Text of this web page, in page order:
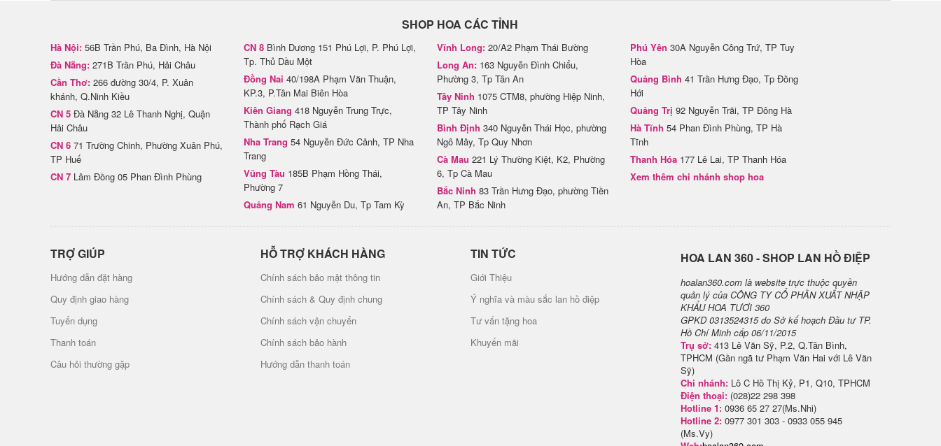
SHOP HOA CÁC TỈNH
Hà Nội: 56B Trần Phú, Ba Đình, Hà Nội
Đà Nẵng: 271B Trần Phú, Hải Châu
Cần Thơ: 266 đường 30/4, P. Xuân
khánh, Q.Ninh Kiều
CN 5 Đà Nẵng 32 Lê Thanh Nghị, Quận
Hải Châu
CN 6 71 Trường Chinh, Phường Xuân Phú,
TP Huế
CN 7 Lâm Đồng 05 Phan Đình Phùng
CN 8 Bình Dương 151 Phú Lợi, P. Phú Lợi,
Tp. Thủ Dầu Một
Đồng Nai 40/198A Phạm Văn Thuận,
KP.3, P.Tân Mai Biên Hòa
Kiên Giang 418 Nguyễn Trung Trực,
Thành phố Rạch Giá
Nha Trang 54 Nguyễn Đức Cảnh, TP Nha
Trang
Vũng Tàu 185B Phạm Hồng Thái,
Phường 7
Quảng Nam 61 Nguyễn Du, Tp Tam Kỳ
Vĩnh Long: 20/A2 Phạm Thái Bường
Long An: 163 Nguyễn Đình Chiểu,
Phường 3, Tp Tân An
Tây Ninh 1075 CTM8, phường Hiệp Ninh,
TP Tây Ninh
Bình Định 340 Nguyễn Thái Học, phường
Ngô Mây, Tp Quy Nhơn
Cà Mau 221 Lý Thường Kiệt, K2, Phường
6, Tp Cà Mau
Bắc Ninh 83 Trần Hưng Đạo, phường Tiền
An, TP Bắc Ninh
Phú Yên 30A Nguyễn Công Trứ, TP Tuy
Hòa
Quảng Bình 41 Trần Hưng Đạo, Tp Đồng
Hới
Quảng Trị 92 Nguyễn Trãi, TP Đông Hà
Hà Tĩnh 54 Phan Đình Phùng, TP Hà
Tĩnh
Thanh Hóa 177 Lê Lai, TP Thanh Hóa
Xem thêm chi nhánh shop hoa
TRỢ GIÚP
Hướng dẫn đặt hàng
Quy định giao hàng
Tuyển dụng
Thanh toán
Câu hỏi thường gặp
HỖ TRỢ KHÁCH HÀNG
Chính sách bảo mật thông tin
Chính sách & Quy định chung
Chính sách vận chuyển
Chính sách bảo hành
Hướng dẫn thanh toán
TIN TỨC
Giới Thiệu
Ý nghĩa và màu sắc lan hồ điệp
Tư vấn tặng hoa
Khuyến mãi
H​OA LAN 360 - SHOP LAN HỒ ĐIỆP
hoalan360.com là website trực thuộc quyền
quản lý của CÔNG TY CỔ PHẦN XUẤT NHẬP
KHẨU HOA TƯƠI 360
GPKD 0313524315 do Sở kế hoạch Đầu tư TP.
Hồ Chí Minh cấp 06/11/2015
Trụ sở: 413 Lê Văn Sỹ, P.2, Q.Tân Bình,
TPHCM (Gần ngã tư Phạm Văn Hai với Lê Văn
Sỹ)
Chi nhánh: Lô C Hồ Thị Kỷ, P1, Q10, TPHCM
Điện thoại: (028)22 298 398
Hotline 1: 0936 65 27 27(Ms.Nhi)
Hotline 2: 0977 301 303 - 0933 055 945
(Ms.Vy)